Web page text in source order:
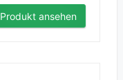
Produkt ansehen